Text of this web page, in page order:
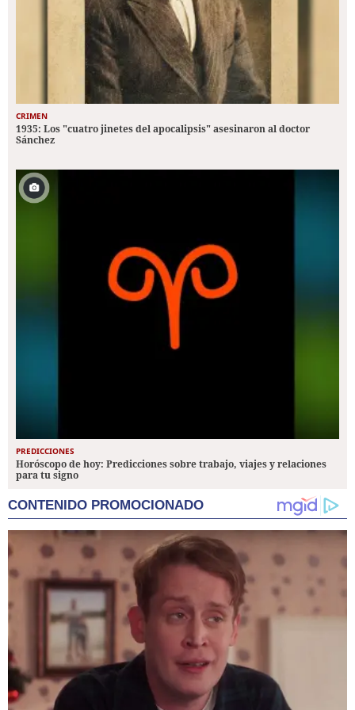
CRIMEN
1935: Los "cuatro jinetes del apocalipsis" asesinaron al doctor
Sánchez
PREDICCIONES
Horóscopo de hoy: Predicciones sobre trabajo, viajes y relaciones
para tu signo
CONTENIDO PROMOCIONADO